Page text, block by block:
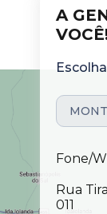
A
Fone/
Rua
011